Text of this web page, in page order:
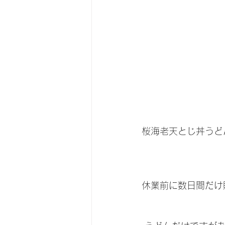
桜海老天とじ丼うど
休業前に数日間だ